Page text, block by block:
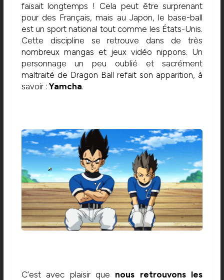
faisait longtemps ! Cela peut être surprenant
pour des Français, mais au Japon, le base-ball
est un sport national tout comme les États-Unis.
Cette discipline se retrouve dans de très
nombreux mangas et jeux vidéo nippons. Un
personnage un peu oublié et sacrément
maltraité de Dragon Ball refait son apparition, à
savoir : Yamcha.
C’est avec plaisir que nous retrouvons les